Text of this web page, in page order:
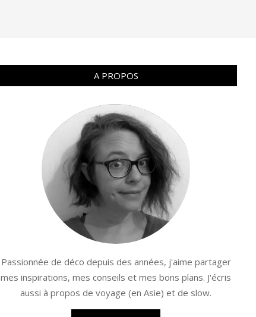
A PROPOS
Passionnée de déco depuis des années, j'aime partager
mes inspirations, mes conseils et mes bons plans. J'écris
aussi à propos de voyage (en Asie) et de slow.